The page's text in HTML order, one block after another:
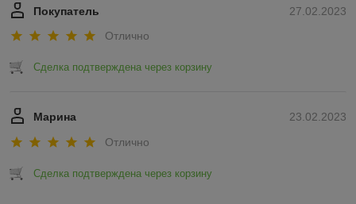
27.02.2023
Покупатель
Отлично
Сделка подтверждена через корзину
23.02.2023
Марина
Отлично
Сделка подтверждена через корзину